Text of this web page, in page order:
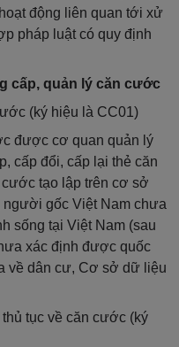
động liên quan tới xử
pháp luật có quy định
cấp, quản lý căn cước
(ký hiệu là CC01)
được cơ quan quản lý
cấp đổi, cấp lại thẻ căn
tạo lập trên cơ sở
người gốc Việt Nam chưa
sống tại Việt Nam (sau
xác định được quốc
về dân cư, Cơ sở dữ liệu
tục về căn cước (ký